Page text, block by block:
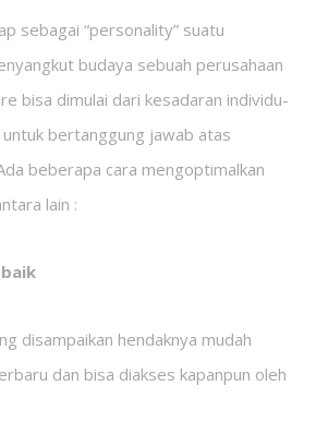
sebagai “personality” suatu
budaya sebuah perusahaan
bisa dimulai dari kesadaran individu-
bertanggung jawab atas
beberapa cara mengoptimalkan
lain :
disampaikan hendaknya mudah
dan bisa diakses kapanpun oleh